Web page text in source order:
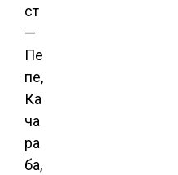
ст
—
Пе
пе,
Ка
ча
ра
ба,